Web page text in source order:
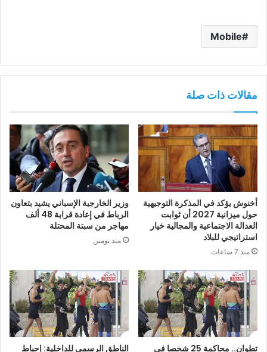
Mobile
مقالات ذات صلة
أخنوش يؤكد في المذكرة التوجيهية
حول ميزانية 2027 أن ثوابت
العدالة الاجتماعية والمجالية خيار
استراتيجي للبلاد
منذ 7 ساعات
وزير الخارجية الإسباني يشيد بتعاون
الرباط في إعادة قرابة 48 ألف
مهاجر من سبتة المحتلة
منذ يومين
تطوان.. محاكمة 25 شخصا في الناطق الرسمي للداخلية: إحباط